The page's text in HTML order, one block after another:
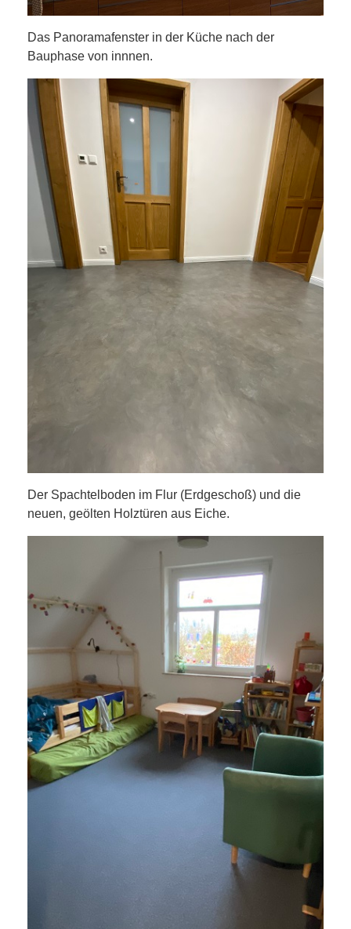
Das Panoramafenster in der Küche nach der
Bauphase von innnen.
Der Spachtelboden im Flur (Erdgeschoß) und die
neuen, geölten Holztüren aus Eiche.